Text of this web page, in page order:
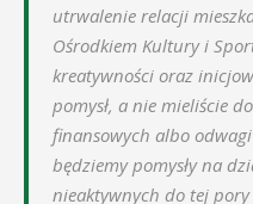
utrwalenie relacji
Ośrodkiem Kultury i
kreatywności oraz
pomysł, a nie mieliście
finansowych albo
będziemy pomysły na
nieaktywnych do tej pory